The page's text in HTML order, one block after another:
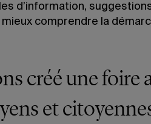
d’information,
comprendre la
créé une foire
et